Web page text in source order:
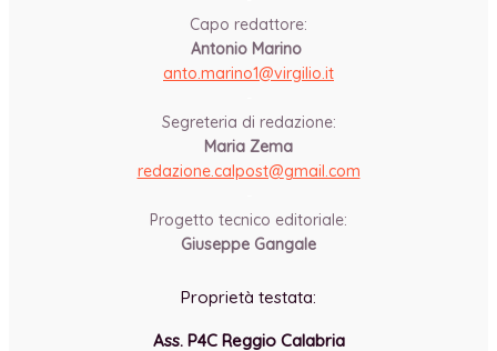
Capo redattore:
Antonio Marino
anto.marino1@virgilio.it
Segreteria di redazione:
Maria Zema
redazione.calpost@gmail.com
Progetto tecnico editoriale:
Giuseppe Gangale
Proprietà testata:
Ass. P4C Reggio Calabria